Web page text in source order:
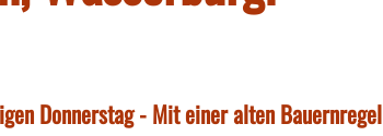
Donnerstag - Mit einer alten Bauernregel